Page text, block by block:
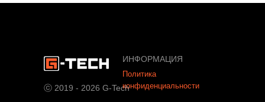
Политика
конфиденциальности
ИНФОРМАЦИЯ
ⓒ 2019 - 2026 G-Tech